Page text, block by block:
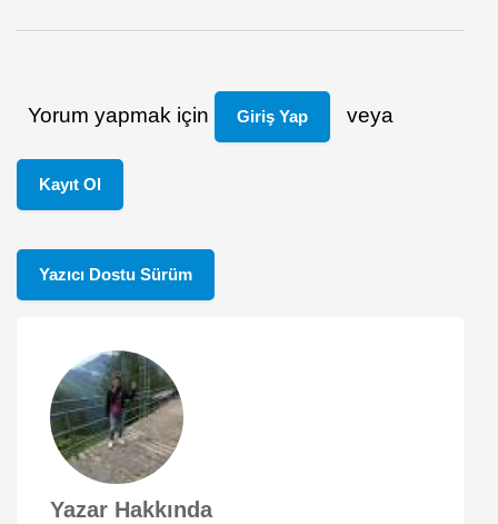
Yorum yapmak için Giriş Yap veya
Kayıt Ol
Yazıcı Dostu Sürüm
Yazar Hakkında